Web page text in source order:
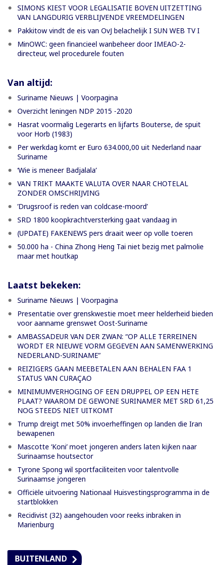
SIMONS KIEST VOOR LEGALISATIE BOVEN UITZETTING
VAN LANGDURIG VERBLIJVENDE VREEMDELINGEN
Pakkitow vindt de eis van OvJ belachelijk I SUN WEB TV I
MinOWC: geen financieel wanbeheer door IMEAO-2-
directeur, wel procedurele fouten
Van altijd:
Suriname Nieuws | Voorpagina
Overzicht leningen NDP 2015 -2020
Hasrat voormalig Legerarts en lijfarts Bouterse, de spuit
voor Horb (1983)
Per werkdag komt er Euro 634.000,00 uit Nederland naar
Suriname
‘Wie is meneer Badjalala’
VAN TRIKT MAAKTE VALUTA OVER NAAR CHOTELAL
ZONDER OMSCHRIJVING
’Drugsroof is reden van coldcase-moord’
SRD 1800 koopkrachtversterking gaat vandaag in
(UPDATE) FAKENEWS pers draait weer op volle toeren
50.000 ha - China Zhong Heng Tai niet bezig met palmolie
maar met houtkap
Laatst bekeken:
Suriname Nieuws | Voorpagina
Presentatie over grenskwestie moet meer helderheid bieden
voor aanname grenswet Oost-Suriname
AMBASSADEUR VAN DER ZWAN: “OP ALLE TERREINEN
WORDT ER NIEUWE VORM GEGEVEN AAN SAMENWERKING
NEDERLAND-SURINAME”
REIZIGERS GAAN MEEBETALEN AAN BEHALEN FAA 1
STATUS VAN CURAÇAO
MINIMUMVERHOGING OF EEN DRUPPEL OP EEN HETE
PLAAT? WAAROM DE GEWONE SURINAMER MET SRD 61,25
NOG STEEDS NIET UITKOMT
Trump dreigt met 50% invoerheffingen op landen die Iran
bewapenen
Mascotte ‘Koni’ moet jongeren anders laten kijken naar
Surinaamse houtsector
Tyrone Spong wil sportfaciliteiten voor talentvolle
Surinaamse jongeren
Officiële uitvoering Nationaal Huisvestingsprogramma in de
startblokken
Recidivist (32) aangehouden voor reeks inbraken in
Marienburg
BUITENLAND